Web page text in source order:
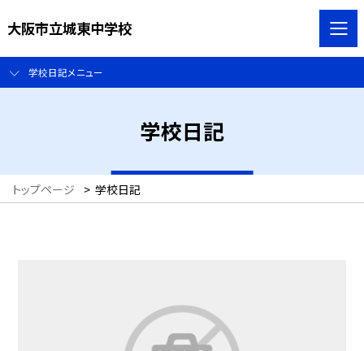
大阪市立城東中学校
学校日記メニュー
学校日記
トップページ > 学校日記